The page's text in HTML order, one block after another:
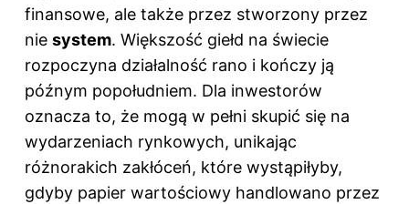
finansowe, ale także przez stworzony przez
nie system. Większość giełd na świecie
rozpoczyna działalność rano i kończy ją
późnym popołudniem. Dla inwestorów
oznacza to, że mogą w pełni skupić się na
wydarzeniach rynkowych, unikając
różnorakich zakłóceń, które wystąpiłyby,
gdyby papier wartościowy handlowano przez